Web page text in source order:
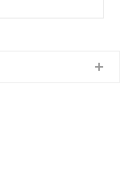
와 같은 도시 국가는 시